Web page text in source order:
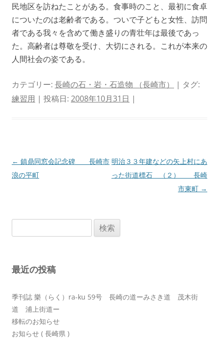
民地区を訪ねたことがある。食事時のこと、最初に食卓
についたのは老齢者である。ついで子どもと女性、訪問
者である我々を含めて働き盛りの青壮年は最後であっ
た。高齢者は尊敬を受け、大切にされる。これが本来の
人間社会の姿である。
カテゴリー: 長崎の石・岩・石造物 （長崎市）
| タグ:
練習用 | 投稿日: 2008年10月31日 |
投
稿
ン
← 鎮鼎同窓会記念碑 長崎市
浪の平町
明治３３年建などの矢上村にあ
った街道標石 （２） 長崎
市東町 →
索:
最近の投稿
季刊誌 樂（らく）ra-ku 59号 長崎の道ーみさき道 茂木街
道 浦上街道ー
移転のお知らせ
お知らせ ( 長崎県 )